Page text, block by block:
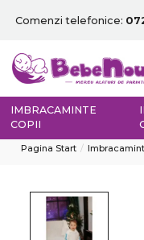
Comenzi telefonice:
IMBRACAMINTE
COPII
Pagina Start